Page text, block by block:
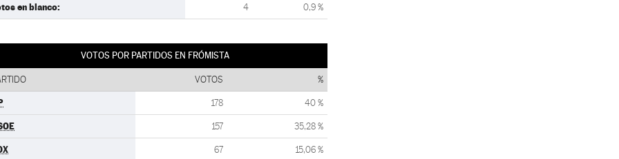
en blanco: 4 0,9 %
VOTOS POR PARTIDOS EN FRÓMISTA
VOTOS %
178 40 %
157 35,28 %
67 15,06 %